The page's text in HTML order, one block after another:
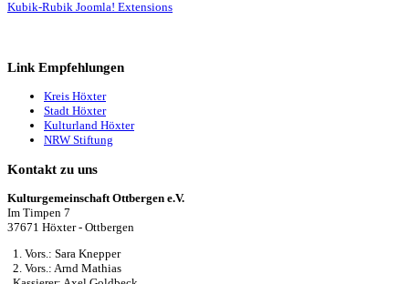
Kubik-Rubik Joomla! Extensions
Link Empfehlungen
Kreis Höxter
Stadt Höxter
Kulturland Höxter
NRW Stiftung
Kontakt zu uns
Kulturgemeinschaft Ottbergen e.V.
Im Timpen 7
37671 Höxter - Ottbergen
1. Vors.: Sara Knepper
2. Vors.: Arnd Mathias